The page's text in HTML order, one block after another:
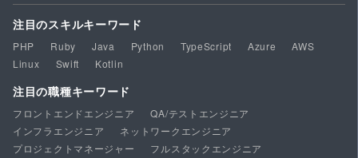
注目のスキルキーワード
PHP Ruby Java Python TypeScript Azure
AWS
Linux
Swift Kotlin
注目の職種キーワード
フロントエンドエンジニア
QA/テストエンジニア
インフラエンジニア
ネットワークエンジニア
プロジェクトマネージャー
フルスタックエンジニア